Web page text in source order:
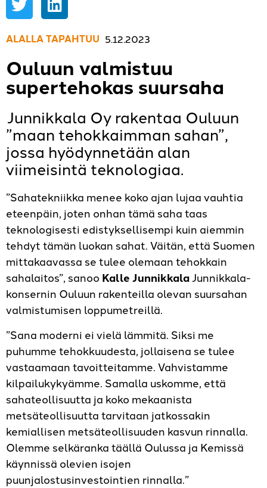
ALALLA TAPAHTUU 5.12.2023
Ouluun valmistuu
supertehokas suursaha
Junnikkala Oy rakentaa Ouluun
”maan tehokkaimman sahan”,
jossa hyödynnetään alan
viimeisintä teknologiaa.
”Sahatekniikka menee koko ajan lujaa vauhtia
eteenpäin, joten onhan tämä saha taas
teknologisesti edistyksellisempi kuin aiemmin
tehdyt tämän luokan sahat. Väitän, että Suomen
mittakaavassa se tulee olemaan tehokkain
sahalaitos”, sanoo Kalle JunnikkalaJunnikkala-
konsernin Ouluun rakenteilla olevan suursahan
valmistumisen loppumetreillä.
”Sana moderni ei vielä lämmitä. Siksi me
puhumme tehokkuudesta, jollaisena se tulee
vastaamaan tavoitteitamme. Vahvistamme
kilpailukykyämme. Samalla uskomme, että
sahateollisuutta ja koko mekaanista
metsäteollisuutta tarvitaan jatkossakin
kemiallisen metsäteollisuuden kasvun rinnalla.
Olemme selkäranka täällä Oulussa ja Kemissä
käynnissä olevien isojen
puunjalostusinvestointien rinnalla.”